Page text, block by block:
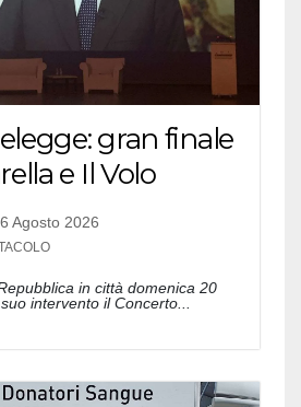
gran finale
e Il Volo
6 Agosto 2026
in città domenica 20
intervento il Concerto...